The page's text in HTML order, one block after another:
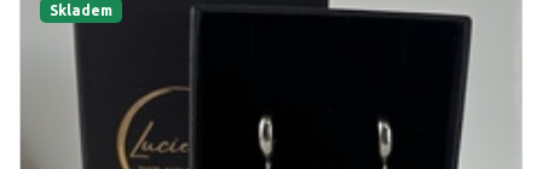
Skladem